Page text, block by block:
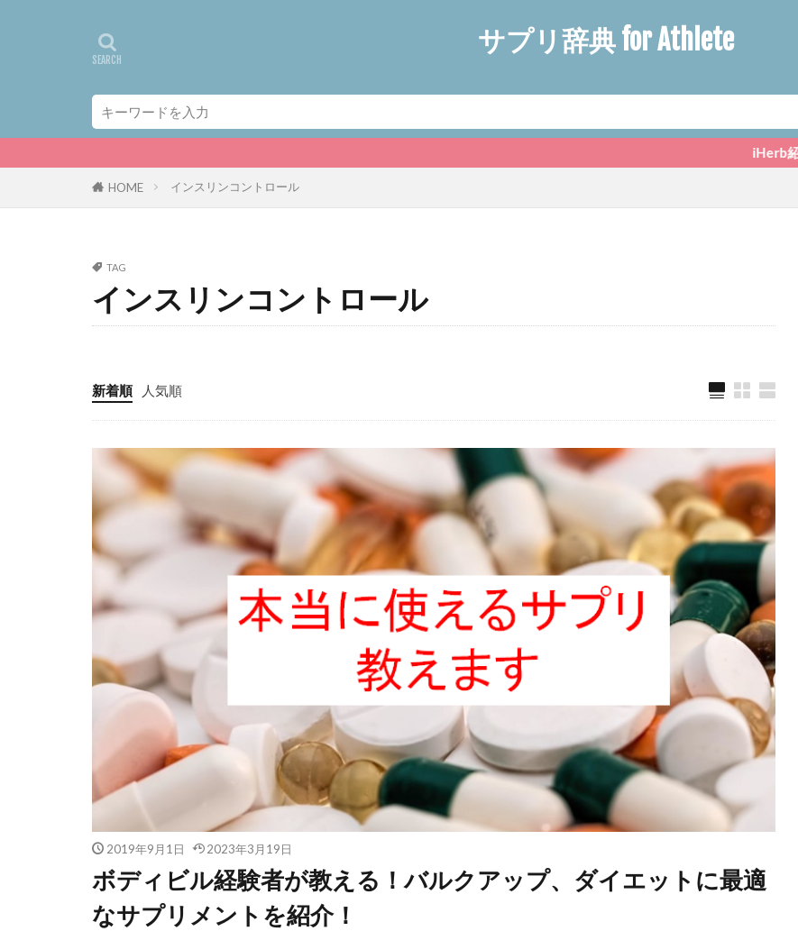
サプリ辞典 for Athlete
iHerb紹介コード「
HOME インスリンコントロール
TAG
インスリンコントロール
新着順 人気順
2019年9月1日 2023年3月19日
ボディビル経験者が教える！バルクアップ、ダイエットに最適
なサプリメントを紹介！